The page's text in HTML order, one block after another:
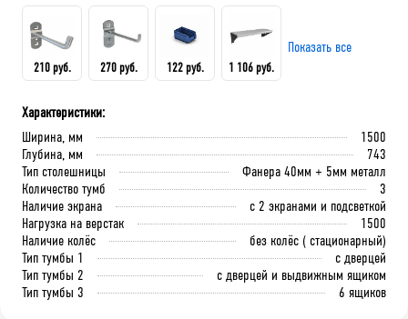
210 руб.
Крючок 80 мм.
В корзину
270 руб.
Крючок 125 мм.
В корзину
122 руб.
мм
В корзину
1 106 руб.
В корзину
Показать все
Характеристики:
Ширина, мм
1500
Глубина, мм
743
Тип столешницы
Фанера 40мм + 5мм металл
Количество тумб
3
Наличие экрана
с 2 экранами и подсветкой
Нагрузка на верстак
1500
Наличие колёс
без колёс ( стационарный)
Тип тумбы 1
с дверцей
Тип тумбы 2
с дверцей и выдвижным ящиком
Тип тумбы 3
6 ящиков